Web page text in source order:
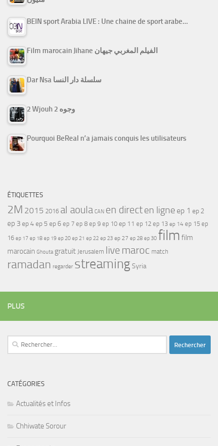
BEIN sport Arabia LIVE : Une chaine de sport arabe…
Film marocain Jihane الفيلم المغربي جيهان
Dar Nsa سلسلة دار النسا
2 Wjouh 2 وجوه
Pourquoi BeReal n’a jamais conquis les utilisateurs
ÉTIQUETTES
2M 2015 2016 al aoula CAN en directen ligne ep 1 ep 2
ep 3ep 4ep 5 ep 6 ep 7 ep 8 ep 9 ep 10 ep 11 ep 12 ep 13 ep 14 ep 15 ep
16 ep 17 ep 18 ep 19 ep 20 ep 21 ep 22 ep 23 ep 27 ep 28 ep 30 film film
marocain Ghouta gratuit Jerusalem live maroc match
ramadan regarder streamingSyria
PLUS
Rechercher :
CATÉGORIES
Actualités et Infos
Chhiwate Sorour